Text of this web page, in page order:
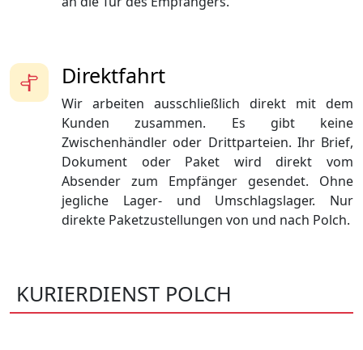
Direktfahrt
Wir arbeiten ausschließlich direkt mit dem
Kunden zusammen. Es gibt keine
Zwischenhändler oder Drittparteien. Ihr Brief,
Dokument oder Paket wird direkt vom
Absender zum Empfänger gesendet. Ohne
jegliche Lager- und Umschlagslager. Nur
direkte Paketzustellungen von und nach Polch.
KURIERDIENST POLCH